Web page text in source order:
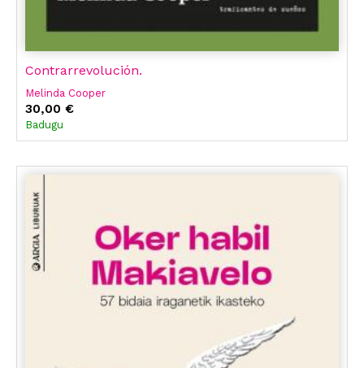
Contrarrevolución.
Melinda Cooper
30,00 €
Badugu